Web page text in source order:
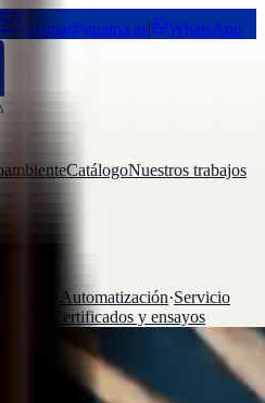
upama@upama.es| WhatsApp
CatálogoNuestros trabajos
Automatización·Servicio
Certificados y ensayos